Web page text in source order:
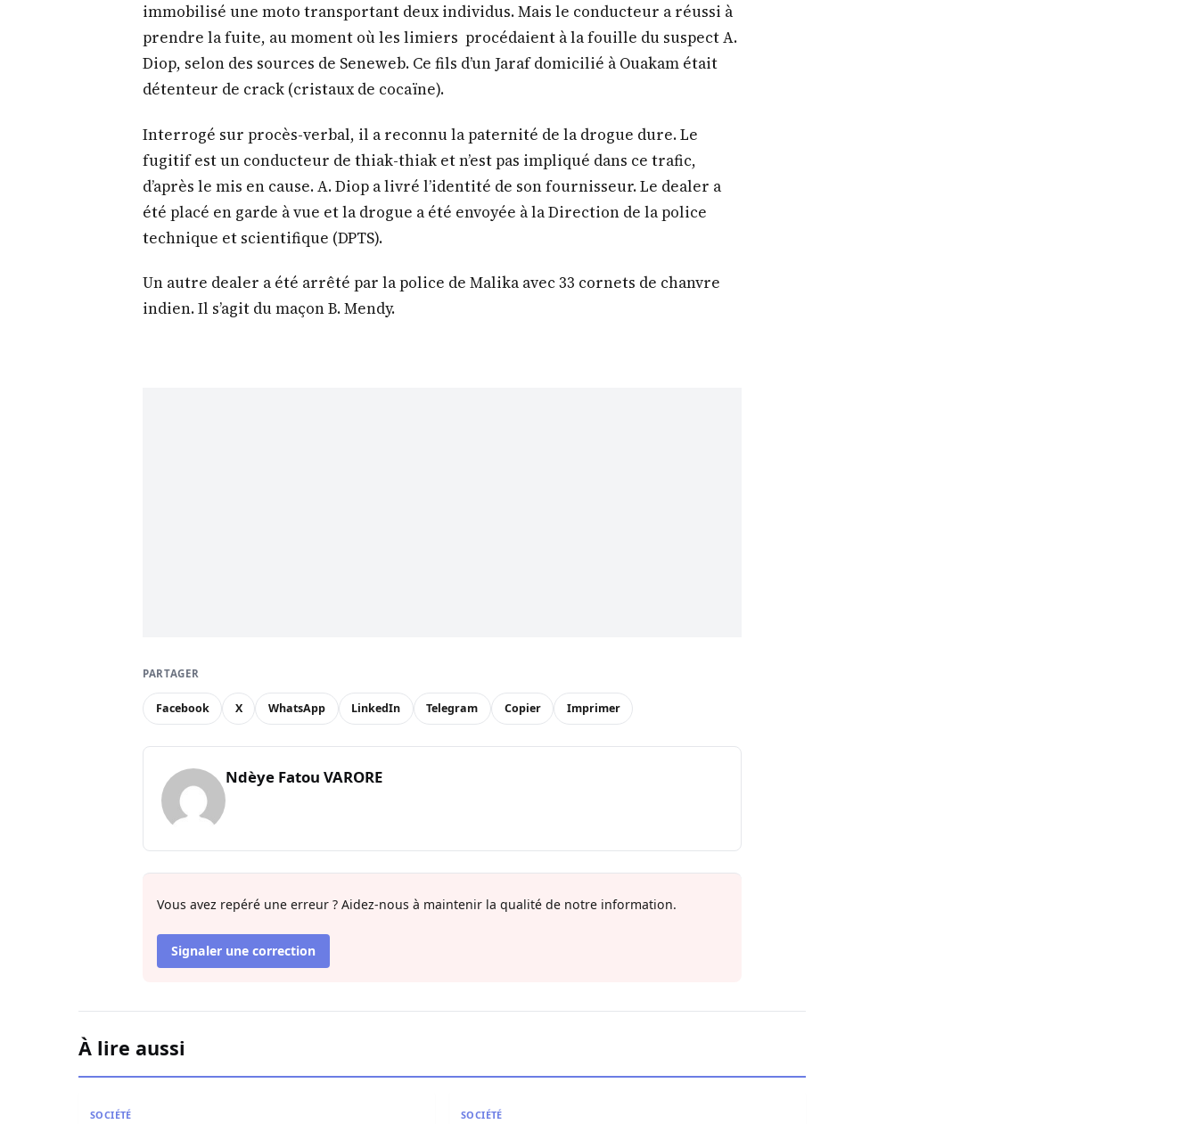
immobilisé une moto transportant deux individus. Mais le conducteur a réussi à
prendre la fuite, au moment où les limiers procédaient à la fouille du suspect A.
Diop, selon des sources de Seneweb. Ce fils d’un Jaraf domicilié à Ouakam était
détenteur de crack (cristaux de cocaïne).
Interrogé sur procès-verbal, il a reconnu la paternité de la drogue dure. Le
fugitif est un conducteur de thiak-thiak et n’est pas impliqué dans ce trafic,
d’après le mis en cause. A. Diop a livré l’identité de son fournisseur. Le dealer a
été placé en garde à vue et la drogue a été envoyée à la Direction de la police
technique et scientifique (DPTS).
Un autre dealer a été arrêté par la police de Malika avec 33 cornets de chanvre
indien. Il s’agit du maçon B. Mendy.
PARTAGER
Facebook X WhatsApp LinkedIn Telegram Copier Imprimer
Ndèye Fatou VARORE
Vous avez repéré une erreur ? Aidez-nous à maintenir la qualité de notre information.
Signaler une correction
À lire aussi
SOCIÉTÉ SOCIÉTÉ